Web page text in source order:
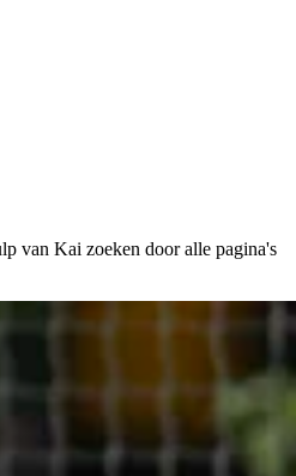
van Kai zoeken door alle pagina's